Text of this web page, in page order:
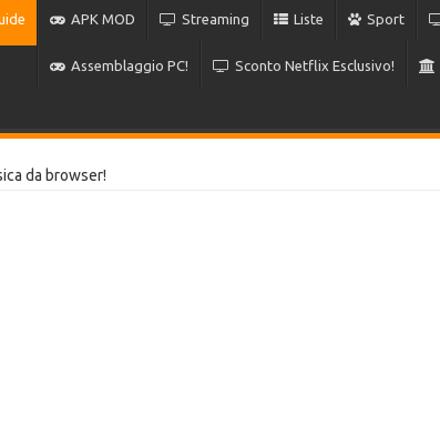
APK MOD Streaming Liste Sport
Assemblaggio PC! Sconto Netflix Esclusivo!
da browser!